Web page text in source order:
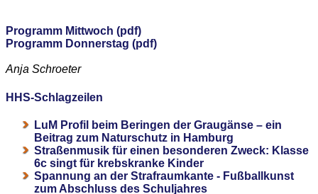
Programm Mittwoch (pdf)
Programm Donnerstag (pdf)
Anja Schroeter
HHS-Schlagzeilen
LuM Profil beim Beringen der Graugänse – ein
Beitrag zum Naturschutz in Hamburg
Straßenmusik für einen besonderen Zweck: Klasse
6c singt für krebskranke Kinder
Spannung an der Strafraumkante - Fußballkunst
zum Abschluss des Schuljahres